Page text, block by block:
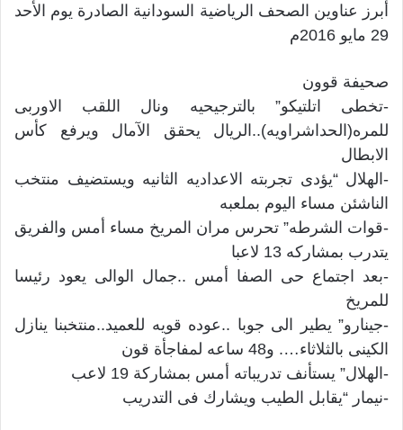
أبرز عناوين الصحف الرياضية السودانية الصادرة يوم الأحد
29 مايو 2016م
صحيفة قوون
-تخطى اتلتيكو” بالترجيحيه ونال اللقب الاوربى
للمره(الحداشراويه)..الريال يحقق الآمال ويرفع كأس
الابطال
-الهلال “يؤدى تجربته الاعداديه الثانيه ويستضيف منتخب
الناشئن مساء اليوم بملعبه
-قوات الشرطه” تحرس مران المريخ مساء أمس والفريق
يتدرب بمشاركه 13 لاعبا
-بعد اجتماع حى الصفا أمس ..جمال الوالى يعود رئيسا
للمريخ
-جينارو” يطير الى جوبا ..عوده قويه للعميد..منتخبنا ينازل
الكينى بالثلاثاء…. و48 ساعه لمفاجأة قون
-الهلال” يستأنف تدريباته أمس بمشاركة 19 لاعب
-نيمار “يقابل الطيب ويشارك فى التدريب